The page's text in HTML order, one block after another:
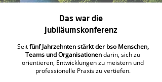
Das war die
Jubiläumskonferenz
Seitfünf Jahrzehnten stärkt der bso Menschen,
Teams und Organisationendarin, sich zu
orientieren, Entwicklungen zu meistern und
professionelle Praxis zu vertiefen.